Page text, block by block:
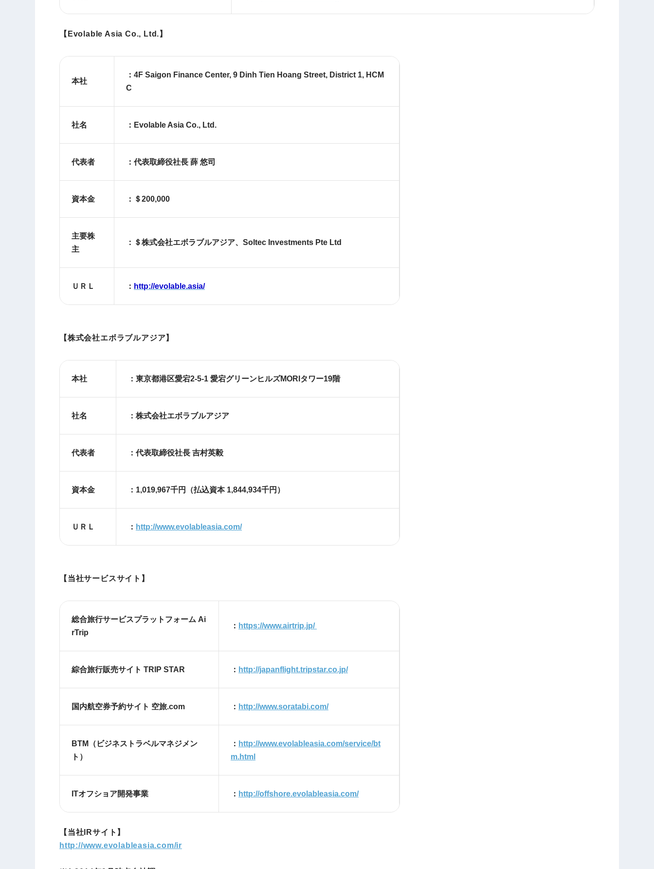
【 Evolable Asia Co., Ltd. 】
本社
：4F Saigon Finance Center, 9 Dinh Tien Hoang Street, District 1, HCM
C
社名 ：Evolable Asia Co., Ltd.
代表者 ：代表取締役社長 薛 悠司
資本金 ：＄200,000
主要株
主
：＄株式会社エボラブルアジア、Soltec Investments Pte Ltd
ＵＲＬ ： http://evolable.asia/
【株式会社エボラブルアジア】
本社 ：東京都港区愛宕2-5-1 愛宕グリーンヒルズMORIタワー19階
社名 ：株式会社エボラブルアジア
代表者 ：代表取締役社長 吉村英毅
資本金 ：1,019,967千円（払込資本 1,844,934千円）
ＵＲＬ ： http://www.evolableasia.com/
【当社サービスサイト】
総合旅行サービスプラットフォーム Ai
rTrip
： https://www.airtrip.jp/
綜合旅行販売サイト TRIP STAR ： http://japanflight.tripstar.co.jp/
国内航空券予約サイト 空旅.com ： http://www.soratabi.com/
BTM（ビジネストラベルマネジメン
ト）
： http://www.evolableasia.com/service/bt
m.html
ITオフショア開発事業 ： http://offshore.evolableasia.com/
【当社IRサイト】
http://www.evolableasia.com/ir